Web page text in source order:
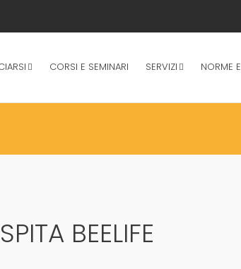
CORSI E SEMINARI SERVIZI NORME
BEELIFE